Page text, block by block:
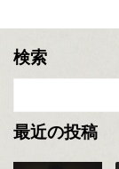
検索
最近の投稿